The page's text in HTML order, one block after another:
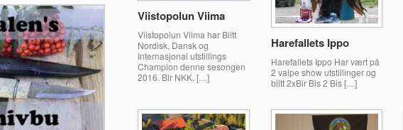
Viistopolun Viima
Viistopolun Viima har Blitt
Nordisk, Dansk og
Internasjonal utstillings
Champion denne sesongen
2016. Bir NKK. […]
Harefallets Ippo
Harefallets Ippo Har vært på
2 valpe show utstillinger og
blitt 2xBir Bis 2 Bis […]